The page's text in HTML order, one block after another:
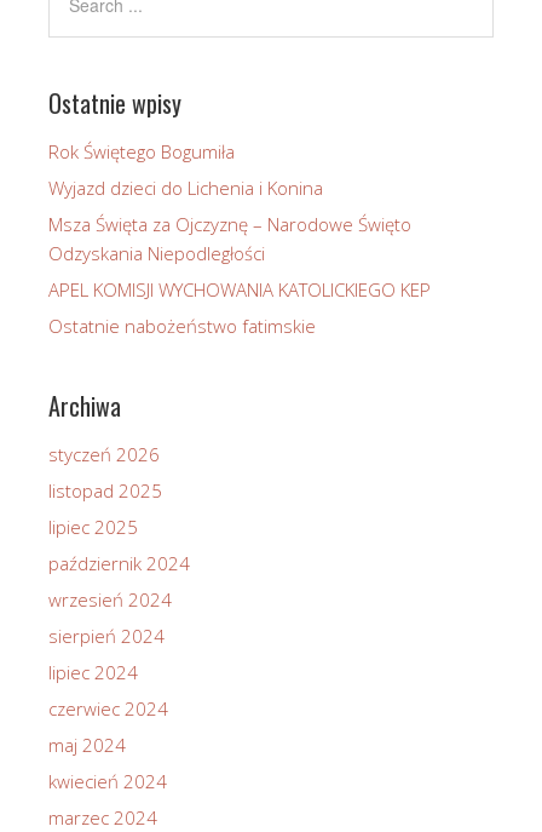
Ostatnie wpisy
Rok Świętego Bogumiła
Wyjazd dzieci do Lichenia i Konina
Msza Święta za Ojczyznę – Narodowe Święto
Odzyskania Niepodległości
APEL KOMISJI WYCHOWANIA KATOLICKIEGO KEP
Ostatnie nabożeństwo fatimskie
Archiwa
styczeń 2026
listopad 2025
lipiec 2025
październik 2024
wrzesień 2024
sierpień 2024
lipiec 2024
czerwiec 2024
maj 2024
kwiecień 2024
marzec 2024